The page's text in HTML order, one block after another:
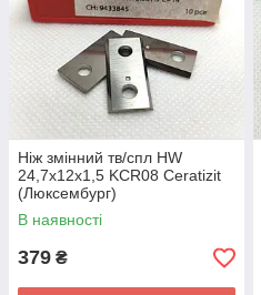
Ніж змінний тв/спл HW
24,7х12х1,5 KCR08 Ceratizit
(Люксембург)
В наявності
379 ₴